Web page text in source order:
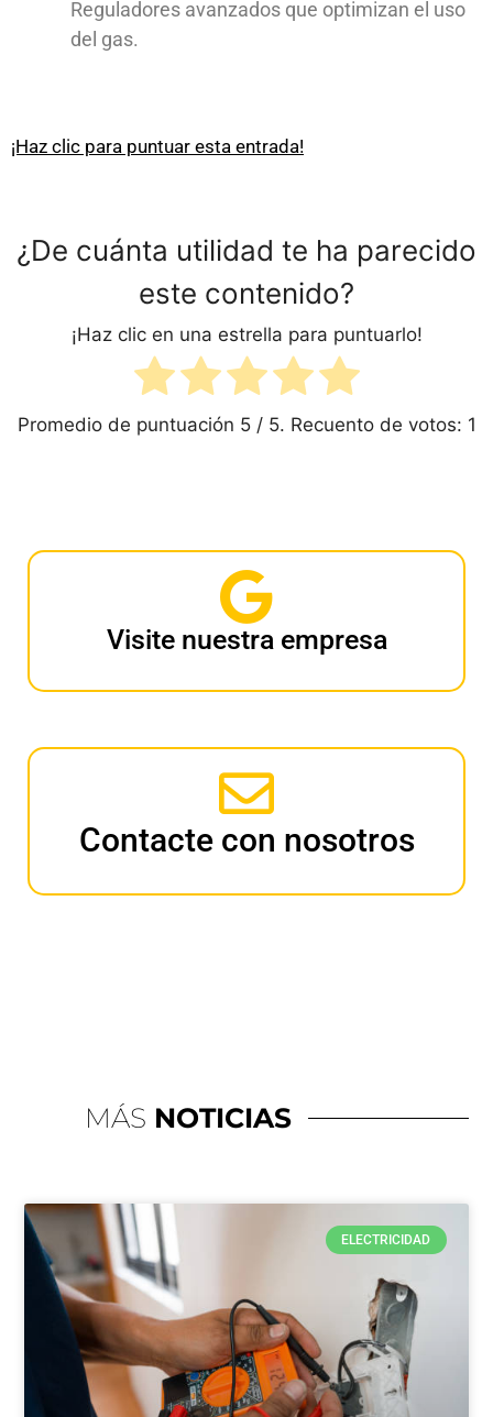
Reguladores avanzados que optimizan el uso
del gas.
¡Haz clic para puntuar esta entrada!
¿De cuánta utilidad te ha parecido
este contenido?
¡Haz clic en una estrella para puntuarlo!
Promedio de puntuación 5/ 5. Recuento de votos: 1
Visite nuestra empresa
Contacte con nosotros
MÁS NOTICIAS
ELECTRICIDAD